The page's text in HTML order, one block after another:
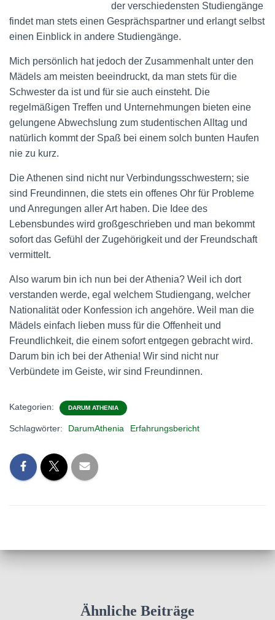
der verschiedensten Studiengänge
findet man stets einen Gesprächspartner und erlangt selbst
einen Einblick in andere Studiengänge.
Mich persönlich hat jedoch der Zusammenhalt unter den
Mädels am meisten beeindruckt, da man stets für die
Schwester da ist und für sie auch einsteht. Die
regelmäßigen Treffen und Unternehmungen bieten eine
gelungene Abwechslung zum studentischen Alltag und
natürlich kommt der Spaß bei einem solch bunten Haufen
nie zu kurz.
Die Athenen sind nicht nur Verbindungsschwestern; sie
sind Freundinnen, die stets ein offenes Ohr für Probleme
und Anregungen aller Art haben. Die Idee des
Lebensbundes wird großgeschrieben und man bekommt
sofort das Gefühl der Zugehörigkeit und der Freundschaft
vermittelt.
Also warum bin ich nun bei der Athenia? Weil ich dort
verstanden werde, egal welchem Studiengang, welcher
Nationalität oder Konfession ich angehöre. Weil man die
Mädels einfach lieben muss für die Offenheit und
Freundlichkeit, die einem sofort entgegen gebracht wird.
Darum bin ich bei der Athenia! Wir sind nicht nur
Verbündete im Geiste, wir sind Freundinnen.
Kategorien: DARUM ATHENIA
Schlagwörter: DarumAthenia Erfahrungsbericht
Ähnliche Beiträge